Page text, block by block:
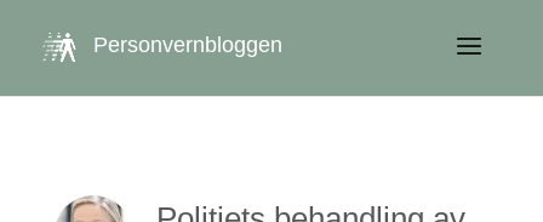
Personvernbloggen